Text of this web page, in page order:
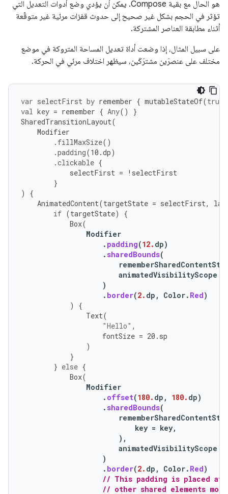
هو الحال مع بقية Compose. يمكن أن يؤدي وضع أدوات التعديل التي
تؤثر في الحجم بشكل غير صحيح إلى حدوث قفزات مرئية غير متوقّعة
أثناء مطابقة العناصر المشتركة.
على سبيل المثال، إذا وضعت أداة تعديل المساحة المتروكة في موضع
مختلف على عنصرَين مشترَكَين، سيظهر اختلاف مرئي في الحركة.
var selectFirst by remember { mutableStateOf(true
val key = remember { Any()
}
SharedTransitionLayout(
Modifier
. fillMaxSize()
.padding(10.dp)
.clickable {
selectFirst = ! selectFirst
}
)
{
AnimatedContent(targetState = selectFirst,
if (targetState)
{
Box(
Modifier
. padding(12. dp)
.sharedBounds(
animatedVisibilityScope
)
. border(2. dp , Color. Red)
)
{
Text(
"Hello" ,
fontSize = 20. sp
)
}
} else {
Box(
Modifier
. offset(180. dp , 180. dp)
.sharedBounds(
key = key,
),
animatedVisibilityScope
)
. border(2. dp , Color. Red)
// This padding is placed
// other shared elements